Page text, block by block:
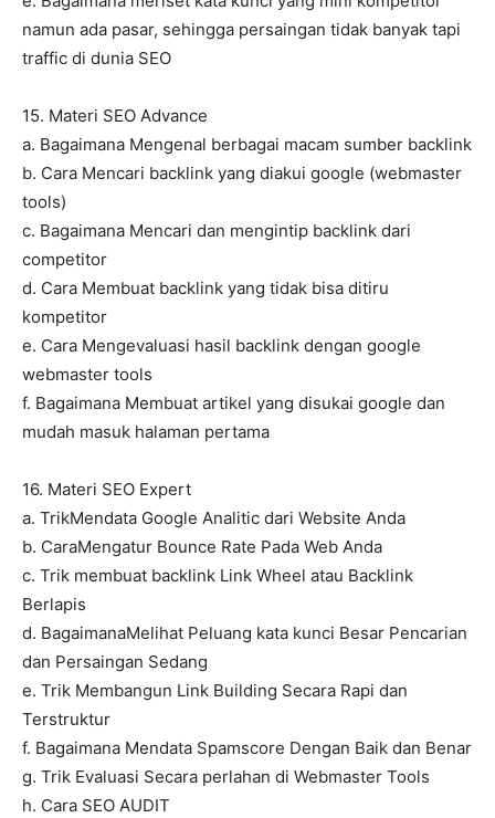
namun ada pasar, sehingga persaingan tidak banyak tapi
traffic di dunia SEO
15. Materi SEO Advance
a. Bagaimana Mengenal berbagai macam sumber backlink
b. Cara Mencari backlink yang diakui google (webmaster
tools)
c. Bagaimana Mencari dan mengintip backlink dari
competitor
d. Cara Membuat backlink yang tidak bisa ditiru
kompetitor
e. Cara Mengevaluasi hasil backlink dengan google
webmaster tools
f. Bagaimana Membuat artikel yang disukai google dan
mudah masuk halaman pertama
16. Materi SEO Expert
a. TrikMendata Google Analitic dari Website Anda
b. CaraMengatur Bounce Rate Pada Web Anda
c. Trik membuat backlink Link Wheel atau Backlink
Berlapis
d. BagaimanaMelihat Peluang kata kunci Besar Pencarian
dan Persaingan Sedang
e. Trik Membangun Link Building Secara Rapi dan
Terstruktur
f. Bagaimana Mendata Spamscore Dengan Baik dan Benar
g. Trik Evaluasi Secara perlahan di Webmaster Tools
h. Cara SEO AUDIT